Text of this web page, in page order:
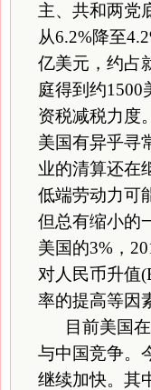
主、共和两党
从6.2%降至
亿美元，约占
庭得到约
资税减税力度。
美国有异乎寻
业的清算还在
低端劳动力可
但总有缩小的
美国的3%，
对人民币升值
率的提高等因
目前美国在
与中国竞争。
继续加快。其